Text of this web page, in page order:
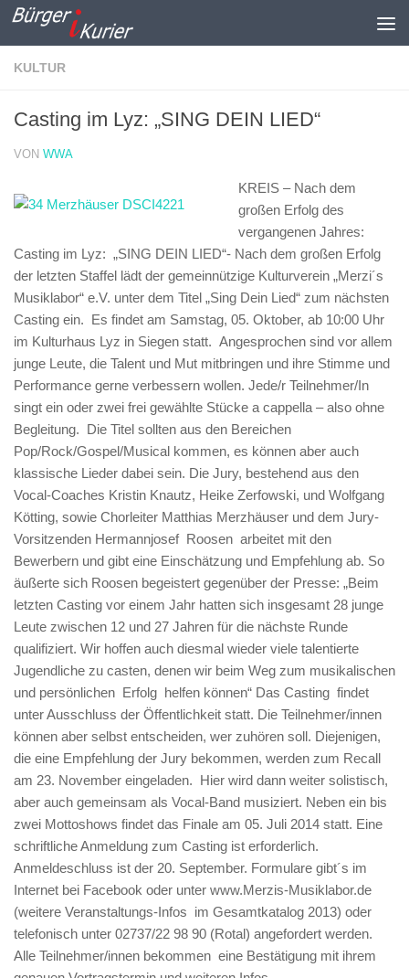
Zum Inhalt springen
KULTUR
Casting im Lyz: „SING DEIN LIED“
VON WWA
KREIS – Nach dem
großen Erfolg des
vergangenen Jahres:
Casting im Lyz: „SING DEIN LIED“- Nach dem großen Erfolg
der letzten Staffel lädt der gemeinnützige Kulturverein „Merzi´s
Musiklabor“ e.V. unter dem Titel „Sing Dein Lied“ zum nächsten
Casting ein. Es findet am Samstag, 05. Oktober, ab 10:00 Uhr
im Kulturhaus Lyz in Siegen statt. Angesprochen sind vor allem
junge Leute, die Talent und Mut mitbringen und ihre Stimme und
Performance gerne verbessern wollen. Jede/r Teilnehmer/In
singt ein oder zwei frei gewählte Stücke a cappella – also ohne
Begleitung. Die Titel sollten aus den Bereichen
Pop/Rock/Gospel/Musical kommen, es können aber auch
klassische Lieder dabei sein. Die Jury, bestehend aus den
Vocal-Coaches Kristin Knautz, Heike Zerfowski, und Wolfgang
Kötting, sowie Chorleiter Matthias Merzhäuser und dem Jury-
Vorsitzenden Hermannjosef Roosen arbeitet mit den
Bewerbern und gibt eine Einschätzung und Empfehlung ab. So
äußerte sich Roosen begeistert gegenüber der Presse: „Beim
letzten Casting vor einem Jahr hatten sich insgesamt 28 junge
Leute zwischen 12 und 27 Jahren für die nächste Runde
qualifiziert. Wir hoffen auch diesmal wieder viele talentierte
Jugendliche zu casten, denen wir beim Weg zum musikalischen
und persönlichen Erfolg helfen können“ Das Casting findet
unter Ausschluss der Öffentlichkeit statt. Die Teilnehmer/innen
können aber selbst entscheiden, wer zuhören soll. Diejenigen,
die eine Empfehlung der Jury bekommen, werden zum Recall
am 23. November eingeladen. Hier wird dann weiter solistisch,
aber auch gemeinsam als Vocal-Band musiziert. Neben ein bis
zwei Mottoshows findet das Finale am 05. Juli 2014 statt. Eine
schriftliche Anmeldung zum Casting ist erforderlich.
Anmeldeschluss ist der 20. September. Formulare gibt´s im
Internet bei Facebook oder unter www.Merzis-Musiklabor.de
(weitere Veranstaltungs-Infos im Gesamtkatalog 2013) oder
telefonisch unter 02737/22 98 90 (Rotal) angefordert werden.
Alle Teilnehmer/innen bekommen eine Bestätigung mit ihrem